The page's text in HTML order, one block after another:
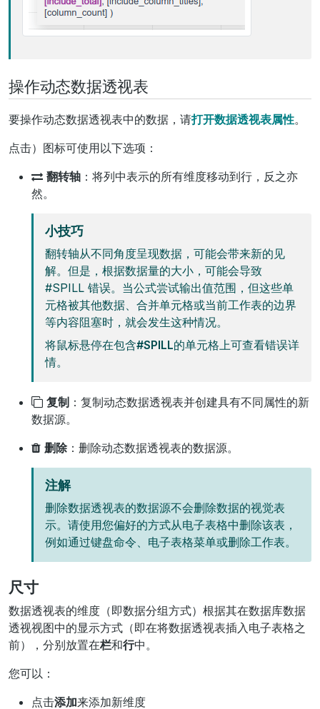
操作动态数据透视表
要操作动态数据透视表中的数据，请打开数据透视表属性。
点击）图标可使用以下选项：
翻转轴 ：将列中表示的所有维度移动到行，反之亦
然。
小技巧
翻转轴从不同角度呈现数据，可能会带来新的见
解。但是，根据数据量的大小，可能会导致
#SPILL 错误。当公式尝试输出值范围，但这些单
元格被其他数据、合并单元格或当前工作表的边界
等内容阻塞时，就会发生这种情况。
将鼠标悬停在包含#SPILL的单元格上可查看错误详
情。
复制 ：复制动态数据透视表并创建具有不同属性的新
数据源。
删除：删除动态数据透视表的数据源。
注解
删除数据透视表的数据源不会删除数据的视觉表
示。请使用您偏好的方式从电子表格中删除该表，
例如通过键盘命令、电子表格菜单或删除工作表。
尺寸
数据透视表的维度（即数据分组方式）根据其在数据库数据
透视视图中的显示方式（即在将数据透视表插入电子表格之
前），分别放置在栏和行中。
您可以：
点击添加来添加新维度